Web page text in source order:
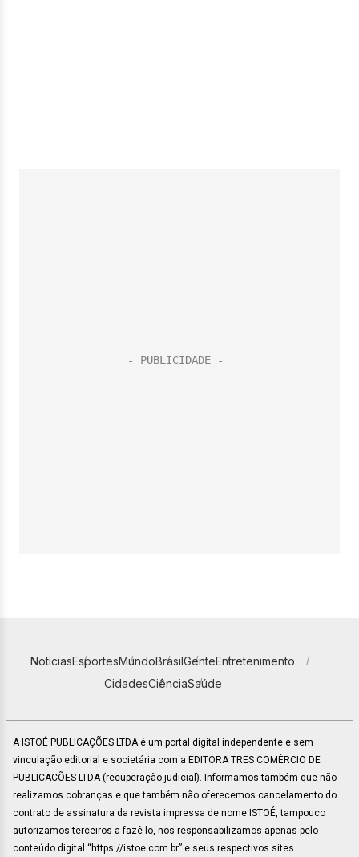
NotíciasEsportesMundoBrasilGenteEntretenimento
CidadesCiênciaSaúde
A ISTOÉ PUBLICAÇÕES LTDA é um portal digital independente e sem
vinculação editorial e societária com a EDITORA TRES COMÉRCIO DE
PUBLICACÕES LTDA (recuperação judicial). Informamos também que não
realizamos cobranças e que também não oferecemos cancelamento do
contrato de assinatura da revista impressa de nome ISTOÉ, tampouco
autorizamos terceiros a fazê-lo, nos responsabilizamos apenas pelo
conteúdo digital “https://istoe.com.br” e seus respectivos sites.